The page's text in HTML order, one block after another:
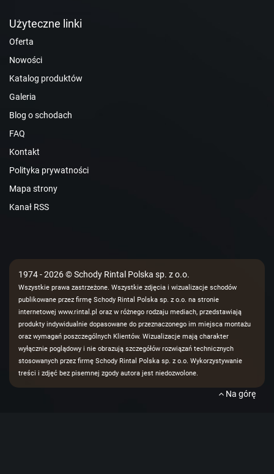
Użyteczne linki
Oferta
Nowości
Katalog produktów
Galeria
Blog o schodach
FAQ
Kontakt
Polityka prywatności
Mapa strony
Kanał RSS
1974 - 2026 © Schody Rintal Polska sp. z o.o.
Wszystkie prawa zastrzeżone. Wszystkie zdjęcia i wizualizacje schodów
publikowane przez firmę Schody Rintal Polska sp. z o.o. na stronie
internetowej www.rintal.pl oraz w różnego rodzaju mediach, przedstawiają
produkty indywidualnie dopasowane do przeznaczonego im miejsca montażu
oraz wymagań poszczególnych Klientów. Wizualizacje mają charakter
wyłącznie poglądowy i nie obrazują szczegółów rozwiązań technicznych
stosowanych przez firmę Schody Rintal Polska sp. z o.o. Wykorzystywanie
treści i zdjęć bez pisemnej zgody autora jest niedozwolone.
Na górę